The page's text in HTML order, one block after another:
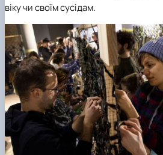
віку чи своїм сусідам.